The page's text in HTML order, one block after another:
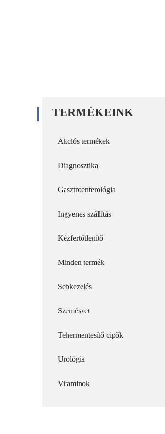
TERMÉKEINK
Akciós termékek
Diagnosztika
Gasztroenterológia
Ingyenes szállítás
Kézfertőtlenítő
Minden termék
Sebkezelés
Szemészet
Tehermentesítő cipők
Urológia
Vitaminok